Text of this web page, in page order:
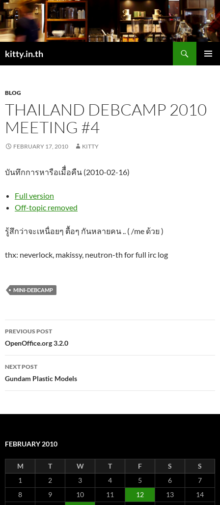
Skip
to
content
kitty.in.th
BLOG
THAILAND DEBCAMP 2010
MEETING #4
FEBRUARY 17, 2010 KITTY
บันทึกการหารือเมืื่อคืน (2010-02-16)
Full version
Off-topic removed
รู้สึกว่าจะเหนื่อยๆ ตื้อๆ กันหลายคน .. ( /me ด้วย )
thx: neverlock, makissy, neutron-th for full irc log
MINI-DEBCAMP
Post
navigation
PREVIOUS POST
OpenOffice.org 3.2.0
NEXT POST
Gundam Plastic Models
FEBRUARY 2010
M T W T F S
S
1
2 3 4 5 6
7
8
9 10 11 12 13
14